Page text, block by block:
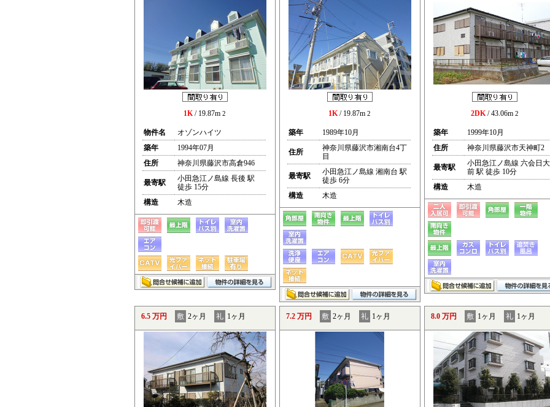
1K/ 19.87m 2
物件名
オゾンハイツ
築年
1994年07月
住所
神奈川県藤沢市高倉946
最寄駅
小田急江ノ島線 長後 駅
徒歩 15分
構造
木造
1K/ 19.87m 2
築年 1989年10月
住所
神奈川県藤沢市湘南台4丁
目
最寄駅
小田急江ノ島線 湘南台 駅
徒歩 6分
構造
木造
2DK/ 43.06m 2
築年
1999年10月
住所
神奈川県藤沢市天神町2
最寄駅
小田急江ノ島線 六会日大
前 駅 徒歩 10分
構造
木造
6.5 万円 敷 2ヶ月 礼 1ヶ月 7.2 万円 敷 2ヶ月 礼 1ヶ月 8.0 万円 敷 1ヶ月 礼 1ヶ月